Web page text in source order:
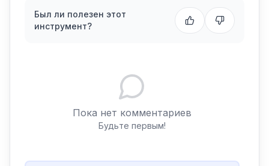
Был ли полезен этот
инструмент?
Пока нет комментариев
Будьте первым!